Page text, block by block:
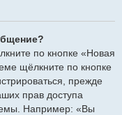
по кнопке «Новая
щёлкните по кнопке
прежде
прав доступа
Например: «Вы